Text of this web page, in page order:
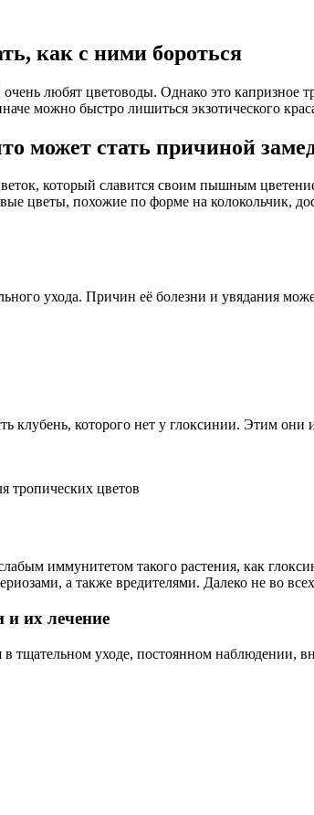
как с ними бороться
любят цветоводы. Однако это капризное
можно быстро лишиться экзотического
может стать причиной
который славится своим пышным
цветы, похожие по форме на колокольчик,
ухода. Причин её болезни и увядания
клубень, которого нет у глоксинии. Этим они
тропических цветов
иммунитетом такого растения, как
а также вредителями. Далеко не во
и их лечение
уходе, постоянном наблюдении,